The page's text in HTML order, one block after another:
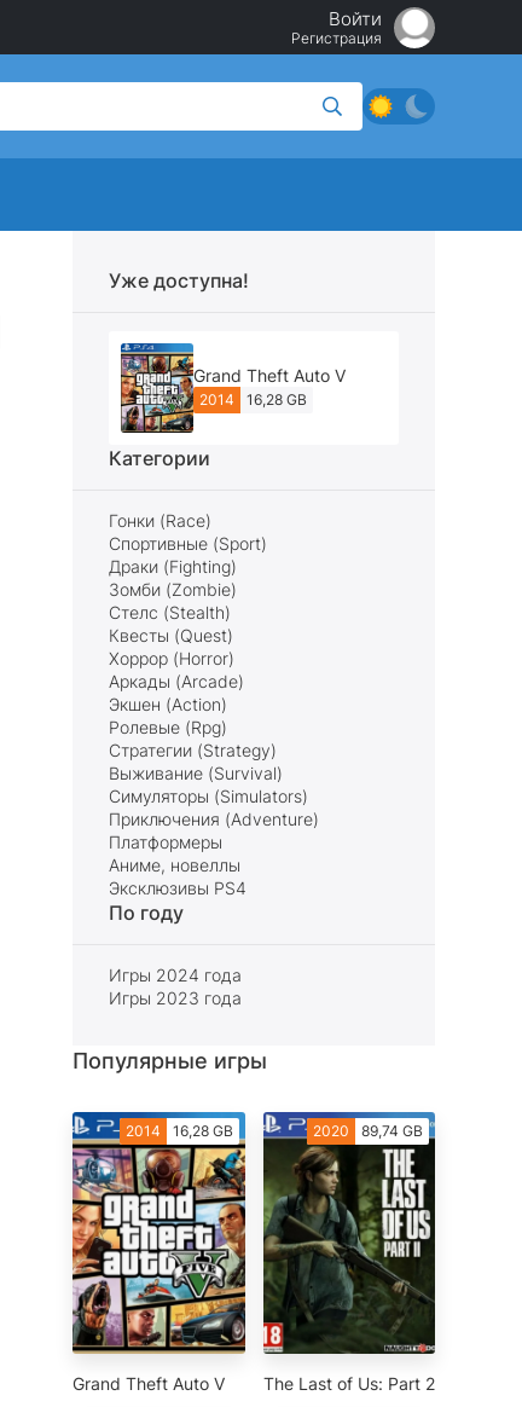
Войти
Регистрация
Уже доступна!
Grand Theft Auto V
2014 16,28 GB
Категории
Гонки (Race)
Спортивные (Sport)
Драки (Fighting)
Зомби (Zombie)
Стелс (Stealth)
Квесты (Quest)
Хоррор (Horror)
Аркады (Arcade)
Экшен (Action)
Ролевые (Rpg)
Стратегии (Strategy)
Выживание (Survival)
Симуляторы (Simulators)
Приключения (Adventure)
Платформеры
Аниме, новеллы
Эксклюзивы PS4
По году
Игры 2024 года
Игры 2023 года
Популярные игры
2014 16,28 GB
Grand Theft Auto V
2020 89,74 GB
The Last of Us: Part 2